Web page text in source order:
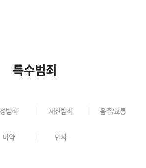
특수범죄
성범죄 재산범죄 음주/교통
마약 민사